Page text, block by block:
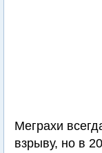
Меграхи
взрыву, но в